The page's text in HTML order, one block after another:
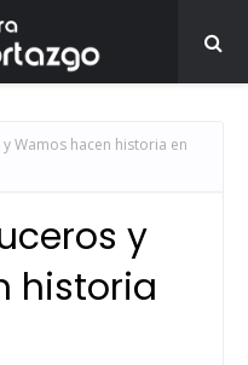
Wamos hacen historia en
y
historia